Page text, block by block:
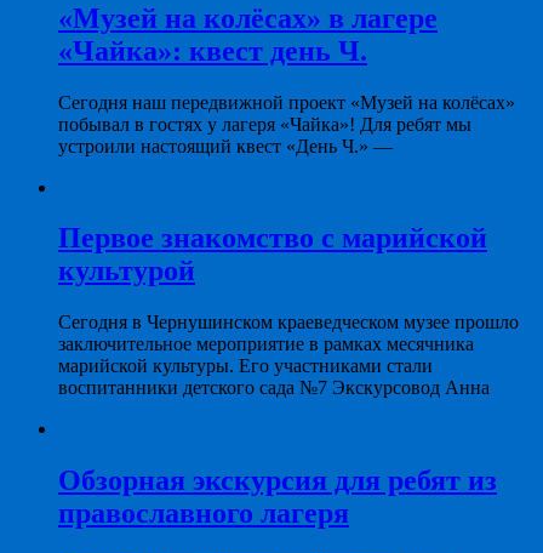
«Музей на колёсах» в лагере
«Чайка»: квест день Ч.
Сегодня наш передвижной проект «Музей на колёсах»
побывал в гостях у лагеря «Чайка»! Для ребят мы
устроили настоящий квест «День Ч.» —
Первое знакомство с марийской
культурой
Сегодня в Чернушинском краеведческом музее прошло
заключительное мероприятие в рамках месячника
марийской культуры. Его участниками стали
воспитанники детского сада №7 Экскурсовод Анна
Обзорная экскурсия для ребят из
православного лагеря